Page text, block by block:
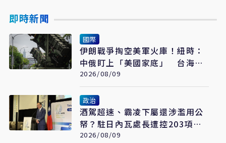
即時新聞
國際
伊朗戰爭掏空美軍火庫！紐時：
中俄盯上「美國家底」 台海戰
力恐成最大受害者
2026/08/09
政治
酒駕超速、霸凌下屬還涉濫用公
帑？駐日內瓦處長遭控203項爭
議 外交部啟動調查
2026/08/09